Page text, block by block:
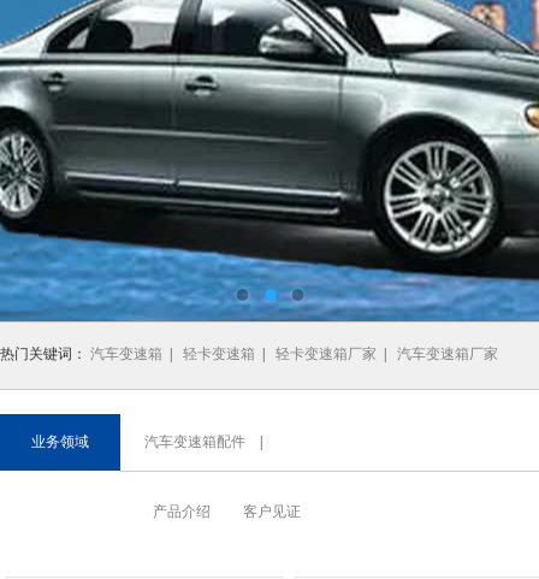
热门关键词： 汽车变速箱 轻卡变速箱 轻卡变速箱厂家 汽车变速箱厂家
业务领域 汽车变速箱配件
产品介绍 客户见证